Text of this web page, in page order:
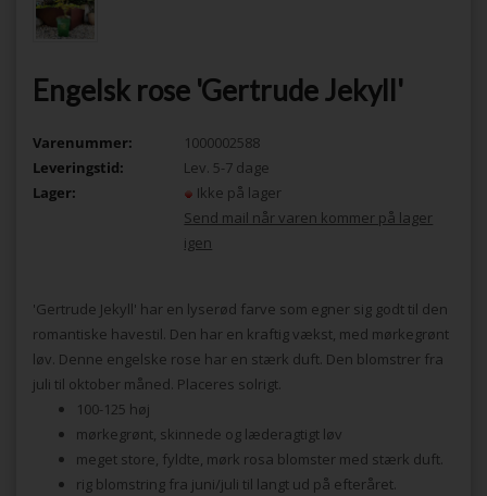
Engelsk rose 'Gertrude Jekyll'
Varenummer:
1000002588
Leveringstid:
Lev. 5-7 dage
Lager:
Ikke på lager
Send mail når varen kommer på lager
igen
'Gertrude Jekyll' har en lyserød farve som egner sig godt til den
romantiske havestil. Den har en kraftig vækst, med mørkegrønt
løv. Denne engelske rose har en stærk duft. Den blomstrer fra
juli til oktober måned. Placeres solrigt.
100-125 høj
mørkegrønt, skinnede og læderagtigt løv
meget store, fyldte, mørk rosa blomster med stærk duft.
rig blomstring fra juni/juli til langt ud på efteråret.